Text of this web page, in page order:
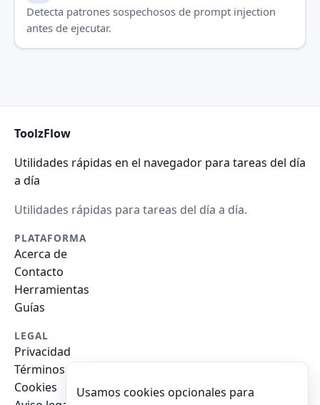
Detecta patrones sospechosos de prompt injection
antes de ejecutar.
ToolzFlow
Utilidades rápidas en el navegador para tareas del día
a día
Utilidades rápidas para tareas del día a día.
PLATAFORMA
Acerca de
Contacto
Herramientas
Guías
LEGAL
Privacidad
Términos
Cookies
Usamos cookies opcionales para